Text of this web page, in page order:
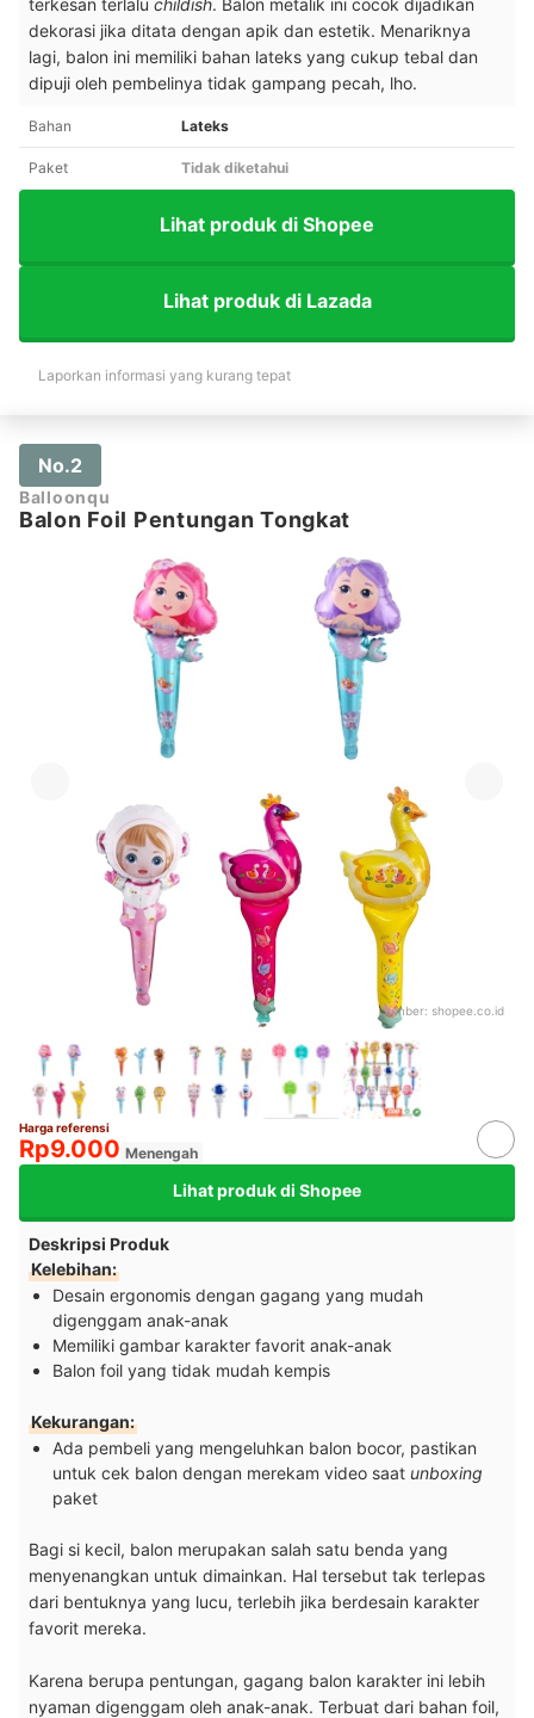
dekorasi jika ditata dengan apik dan estetik. Menariknya
lagi, balon ini memiliki bahan lateks yang cukup tebal dan
dipuji oleh pembelinya tidak gampang pecah, lho.
Bahan Lateks
Paket Tidak diketahui
Lihat produk di Shopee
Lihat produk di Lazada
Laporkan informasi yang kurang tepat
No.2
Balloonqu
Balon Foil Pentungan Tongkat
Sumber: shopee.co.id
Harga referensi
Rp9.000 Menengah
Lihat produk di Shopee
Deskripsi Produk
Kelebihan:
Desain ergonomis dengan gagang yang mudah
digenggam anak-anak
Memiliki gambar karakter favorit anak-anak
Balon foil yang tidak mudah kempis
Kekurangan:
Ada pembeli yang mengeluhkan balon bocor, pastikan
untuk cek balon dengan merekam video saat unboxing
paket
Bagi si kecil, balon merupakan salah satu benda yang
menyenangkan untuk dimainkan. Hal tersebut tak terlepas
dari bentuknya yang lucu, terlebih jika berdesain karakter
favorit mereka.
Karena berupa pentungan, gagang balon karakter ini lebih
nyaman digenggam oleh anak-anak. Terbuat dari bahan foil,